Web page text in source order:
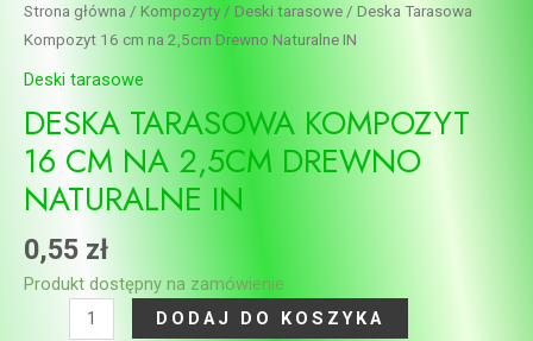
Strona główna / Kompozyty / Deski tarasowe / Deska Tarasowa
Kompozyt 16 cm na 2,5cm Drewno Naturalne IN
Deski tarasowe
DESKA TARASOWA KOMPOZYT
16 CM NA 2,5CM DREWNO
NATURALNE IN
0,55 zł
Produkt dostępny na zamówienie
DODAJ DO KOSZYKA